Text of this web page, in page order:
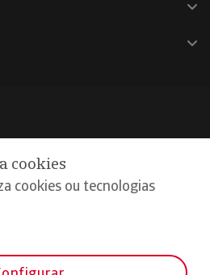
cookies
cookies ou tecnologias